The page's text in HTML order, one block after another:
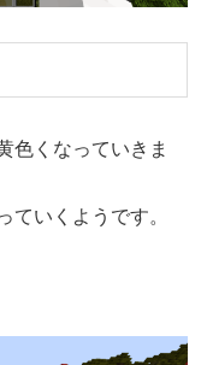
色くなっていきま
ていくようです。